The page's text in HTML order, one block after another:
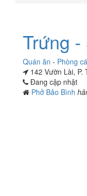
Trứng
Quán ăn - Phòng
142 Vườn Lài, P.
Đang cập nhật
Phở Bảo Bình